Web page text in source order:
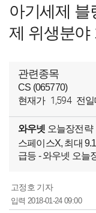
아기세제 블
제 위생분야
관련종목
CS (065770)
현재가 1,594 전일
와우넷 오늘장전략
스페이스X, 최대
급등 - 와우넷 오늘
고정호 기자
입력2018-01-24 09:00